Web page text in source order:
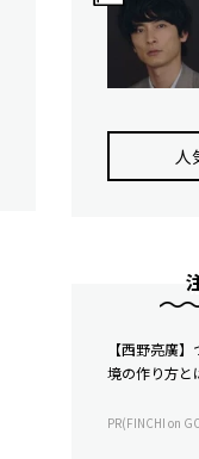
人
【西野亮廣
境の作り方と
PR(FINCHI on